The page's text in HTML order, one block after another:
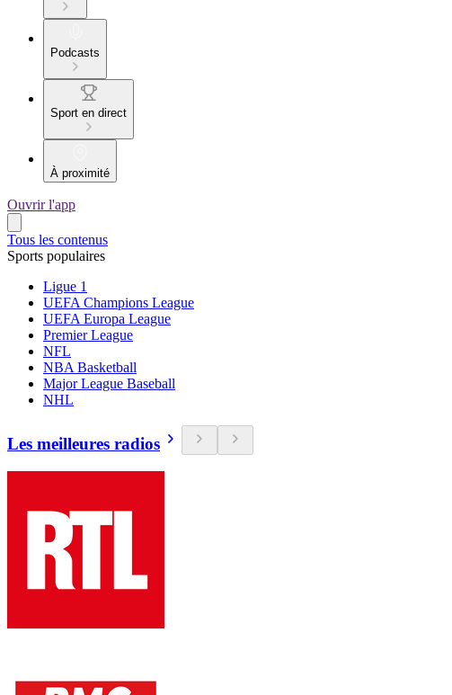
Podcasts
Sport en direct
À proximité
Ouvrir l'app
Tous les contenus
Sports populaires
Ligue 1
UEFA Champions League
UEFA Europa League
Premier League
NFL
NBA Basketball
Major League Baseball
NHL
Les meilleures radios